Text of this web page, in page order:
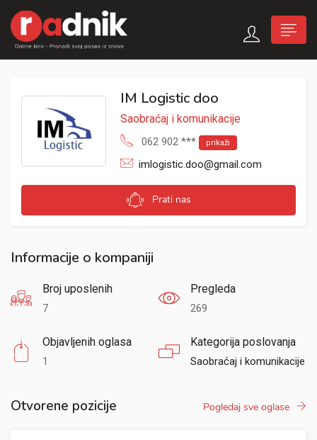
IM Logistic doo
Saobraćaj i komunikacije
062 902 *** prikaži
imlogistic.doo@gmail.com
Prati nas
Informacije o kompaniji
Broj uposlenih
7
Pregleda
269
Objavljenih oglasa
1
Kategorija poslovanja
Saobraćaj i komunikacije
Otvorene pozicije Pogledaj sve oglase